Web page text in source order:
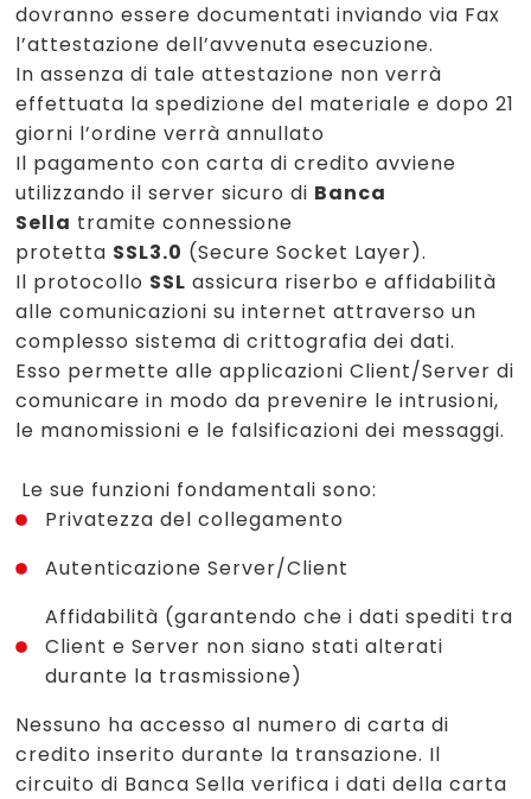
dovranno essere documentati inviando via Fax
l’attestazione dell’avvenuta esecuzione.
In assenza di tale attestazione non verrà
effettuata la spedizione del materiale e dopo 21
giorni l’ordine verrà annullato
Il pagamento con carta di credito avviene
utilizzando il server sicuro di Banca
Sella tramite connessione
protetta SSL3.0 (Secure Socket Layer).
Il protocollo SSL assicura riserbo e affidabilità
alle comunicazioni su internet attraverso un
complesso sistema di crittografia dei dati.
Esso permette alle applicazioni Client/Server di
comunicare in modo da prevenire le intrusioni,
le manomissioni e le falsificazioni dei messaggi.
Le sue funzioni fondamentali sono:
Privatezza del collegamento
Autenticazione Server/Client
Affidabilità (garantendo che i dati spediti tra
Client e Server non siano stati alterati
durante la trasmissione)
Nessuno ha accesso al numero di carta di
credito inserito durante la transazione. Il
circuito di Banca Sella verifica i dati della carta